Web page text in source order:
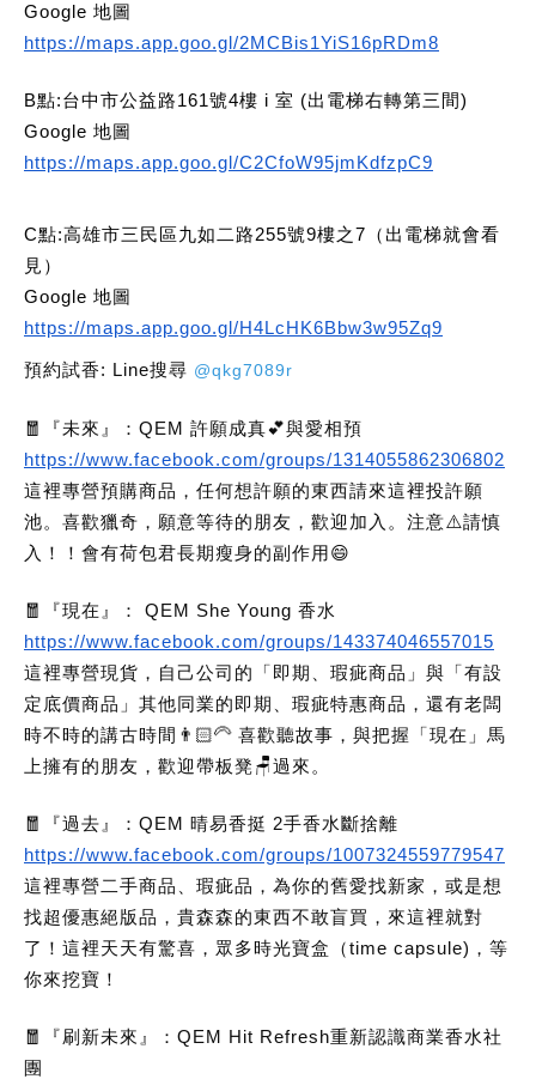
Google 地圖
https://maps.app.goo.gl/2MCBis1YiS16pRDm8
B點:台中市公益路161號4樓 i 室 (出電梯右轉第三間)
Google 地圖
https://maps.app.goo.gl/C2CfoW95jmKdfzpC9
C點:高雄市三民區九如二路255號9樓之7（出電梯就會看
見）
Google 地圖
https://maps.app.goo.gl/H4LcHK6Bbw3w95Zq9
預約試香: Line搜尋 @qkg7089r
🧧『未來』：QEM 許願成真💕與愛相預
https://www.facebook.com/groups/1314055862306802
這裡專營預購商品，任何想許願的東西請來這裡投許願
池。喜歡獵奇，願意等待的朋友，歡迎加入。注意⚠️請慎
入！！會有荷包君長期瘦身的副作用😄
🧧『現在』： QEM She Young 香水
https://www.facebook.com/groups/143374046557015
這裡專營現貨，自己公司的「即期、瑕疵商品」與「有設
定底價商品」其他同業的即期、瑕疵特惠商品，還有老闆
時不時的講古時間👨🏻‍🦳 喜歡聽故事，與把握「現在」馬
上擁有的朋友，歡迎帶板凳🪑過來。
🧧『過去』：QEM 晴易香挺 2手香水斷捨離
https://www.facebook.com/groups/1007324559779547
這裡專營二手商品、瑕疵品，為你的舊愛找新家，或是想
找超優惠絕版品，貴森森的東西不敢盲買，來這裡就對
了！這裡天天有驚喜，眾多時光寶盒（time capsule)，等
你來挖寶！
🧧『刷新未來』：QEM Hit Refresh重新認識商業香水社
團